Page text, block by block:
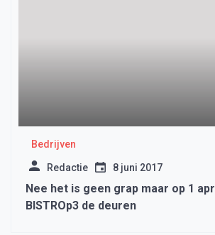
Bedrijven
Redactie 8 juni 2017
Nee het is geen grap maar op 1
BISTROp3 de deuren